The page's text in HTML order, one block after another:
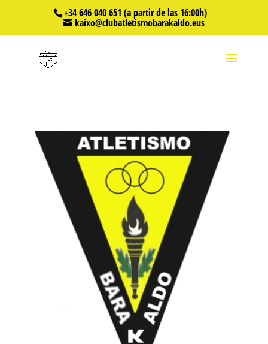
+34 646 040 651 (a partir de las 16:00h)
kaixo@clubatletismobarakaldo.eus